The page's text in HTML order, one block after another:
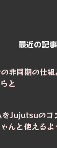
最近の記事
同期の仕組
と
Jujutsuのコ
んと使える